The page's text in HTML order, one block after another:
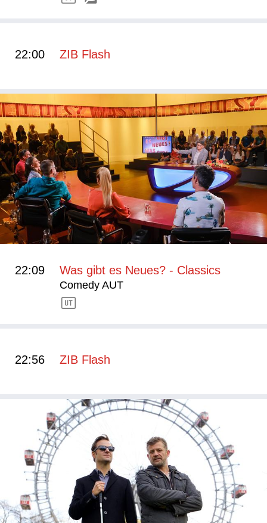
22:00 ZIB Flash
22:09 Was gibt es Neues? - Classics
Comedy AUT
22:56 ZIB Flash